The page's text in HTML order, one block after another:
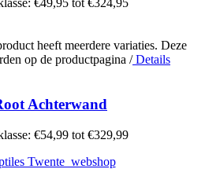
€49,95 tot €324,95
heeft meerdere variaties. Deze
op de productpagina /Details
Achterwand
€54,99 tot €329,99